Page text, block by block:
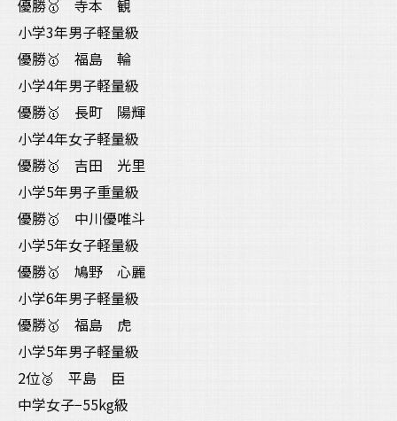
優勝🥇 寺本 観
小学3年男子軽量級
優勝🥇 福島 輪
小学4年男子軽量級
優勝🥇 長町 陽輝
小学4年女子軽量級
優勝🥇 吉田 光里
小学5年男子重量級
優勝🥇 中川優唯斗
小学5年女子軽量級
優勝🥇 鳩野 心麗
小学6年男子軽量級
優勝🥇 福島 虎
小学5年男子軽量級
2位🥈 平島 臣
中学女子−55kg級